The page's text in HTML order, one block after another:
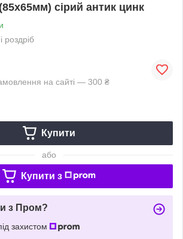
сірий антик цинк
роздріб
на сайті — 300 ₴
Купити
або
Купити з
з Пром?
захистом